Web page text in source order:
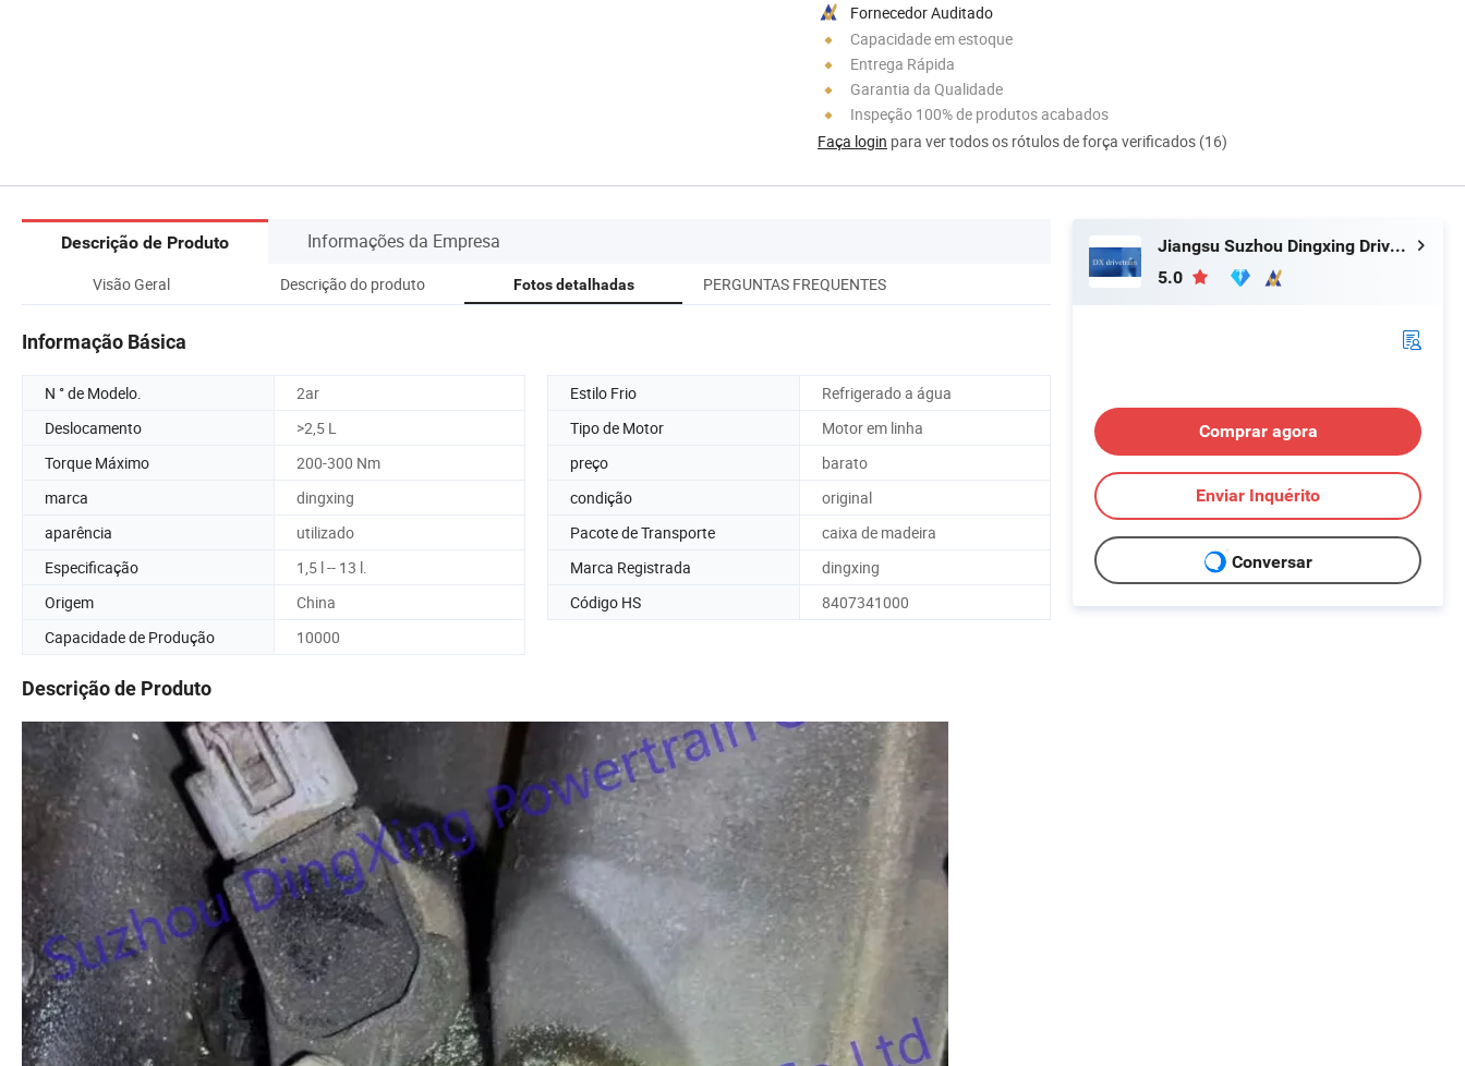
Fornecedor Auditado
Capacidade em estoque
Entrega Rápida
Garantia da Qualidade
Inspeção 100% de produtos acabados
Faça login para ver todos os rótulos de força verificados (16)
Descrição de Produto Informações da Empresa
Visão Geral Descrição do produto Fotos detalhadas PERGUNTAS FREQUENTES
Informação Básica
N ° de Modelo. 2ar Estilo Frio
Refrigerado a água
Deslocamento
>2,5 L Tipo de Motor
Motor em linha
Torque Máximo
200-300 Nm preço
barato
marca
dingxing condição
original
aparência
utilizado Pacote de Transporte
caixa de madeira
Especificação
1,5 l -- 13 l. Marca Registrada
dingxing
Origem
China Código HS
8407341000
Capacidade de Produção
10000
Descrição de Produto
Jiangsu Suzhou Dingxing Drivetrain Technology Co., Ltd.
5.0
Comprar agora
Enviar Inquérito
Conversar